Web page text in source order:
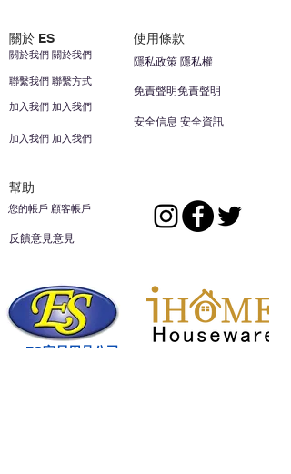
關於 ES 使用條款
聯繫我們 聯繫方式
加入我們 加入我們
關於我們 關於我們
加入我們 加入我們
安全信息 安全資訊
免責聲明免責聲明
隱私政策 隱私權
幫助
您的帳戶 顧客帳戶
反饋意見意見
ES家居用品公司